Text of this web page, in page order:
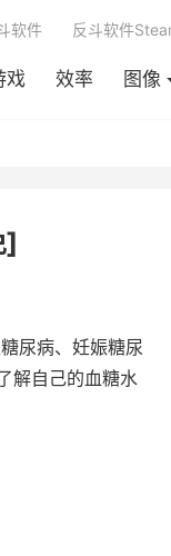
戏 效率 图像
软件 反斗软件
]
尿病、妊娠糖尿
解自己的血糖水